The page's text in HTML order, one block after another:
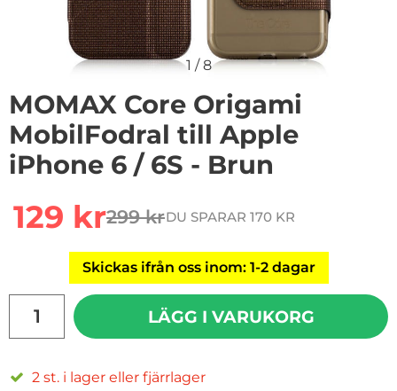
1 /8
MOMAX Core Origami
MobilFodral till Apple
iPhone 6 / 6S - Brun
rea pris
129 krtidigare pris
299 krDU SPARAR 170 KR
Skickas ifrån oss inom: 1-2 dagar
LÄGG I VARUKORG
2 st. i lager eller fjärrlager